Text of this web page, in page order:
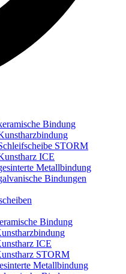
Bindung
STORM
ICE
Metallbindung
Bindungen
Bindung
ICE
STORM
Metallbindung